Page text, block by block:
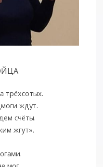
трёхсотых.
ждут.
счёты.
жгут».